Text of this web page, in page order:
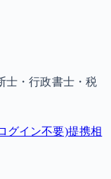
士・行政書士・税
グイン不要)提携相